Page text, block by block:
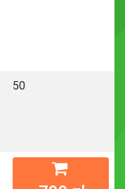
50